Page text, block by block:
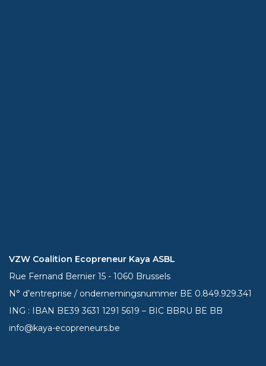
VZW Coalition Ecopreneur Kaya ASBL
Rue Fernand Bernier 15 - 1060 Brussels
N° d’entreprise / ondernemingsnummer BE 0.849.929.341
ING : IBAN BE393631 1291 5619 – BIC BBRU BE BB
info@kaya-ecopreneurs.be